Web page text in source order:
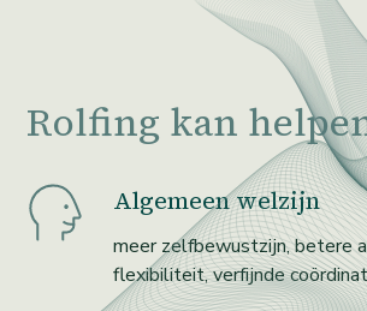
Rolfing kan
Algemeen welzijn
meer zelfbewustzijn, betere
flexibiliteit, verfijnde